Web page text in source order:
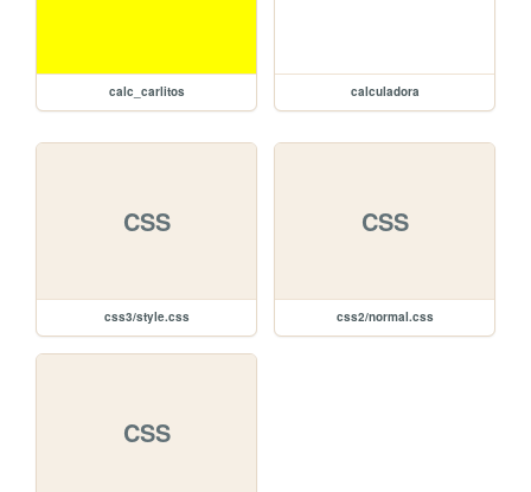
calc_carlitos calculadora
CSS
css3/style.css
CSS
css2/normal.css
CSS